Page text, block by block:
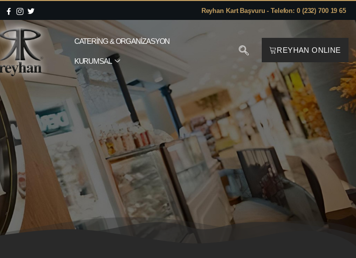
Reyhan Kart Başvuru - Telefon: 0 (232) 700 19 65
CATERING & ORGANIZASYON
KURUMSAL
REYHAN ONLINE